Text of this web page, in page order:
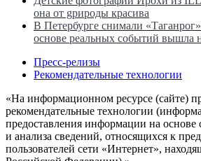
она от gрироды красива
В Петербурге снимали
основе реальных событий вышла
Пресс-релизы
Рекомендательные технологии
«На информационном ресурсе (сайте)
рекомендательные технологии
предоставления информации на основе
и анализа сведений, относящихся к
пользователей сети «Интернет»,